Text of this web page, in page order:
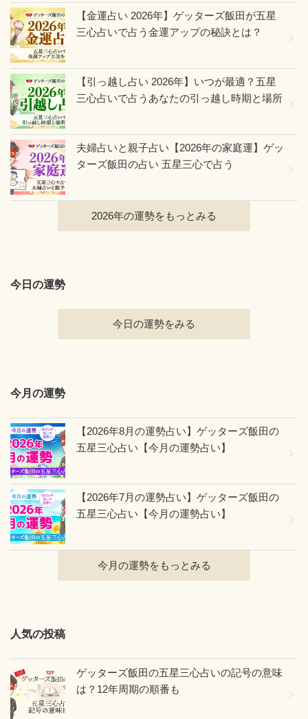
【金運占い 2026年】ゲッターズ飯田が五星
三心占いで占う金運アップの秘訣とは？
【引っ越し占い 2026年】いつが最適？五星
三心占いで占うあなたの引っ越し時期と場所
夫婦占いと親子占い【2026年の家庭運】ゲッ
ターズ飯田の占い 五星三心で占う
2026年の運勢をもっとみる
今日の運勢
今日の運勢をみる
今月の運勢
【2026年8月の運勢占い】ゲッターズ飯田の
五星三心占い【今月の運勢占い】
【2026年7月の運勢占い】ゲッターズ飯田の
五星三心占い【今月の運勢占い】
今月の運勢をもっとみる
人気の投稿
ゲッターズ飯田の五星三心占いの記号の意味
は？12年周期の順番も